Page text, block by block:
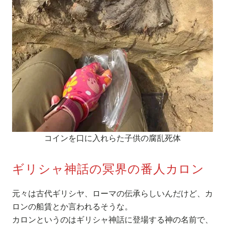
コインを口に入れらた子供の腐乱死体
ギリシャ神話の冥界の番人カロン
元々は古代ギリシヤ、ローマの伝承らしいんだけど、カ
ロンの船賃とか言われるそうな。
カロンというのはギリシャ神話に登場する神の名前で、